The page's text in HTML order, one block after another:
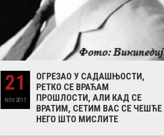
21
NOV 2017
ОГРЕЗАО У САДАШЊОСТИ,
РЕТКО СЕ ВРАЋАМ
ПРОШЛОСТИ, АЛИ КАД СЕ
ВРАТИМ, СЕТИМ ВАС СЕ ЧЕШЋЕ
НЕГО ШТО МИСЛИТЕ